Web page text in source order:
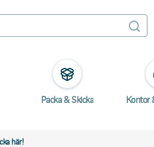
Packa & Skicka Kontor
här!